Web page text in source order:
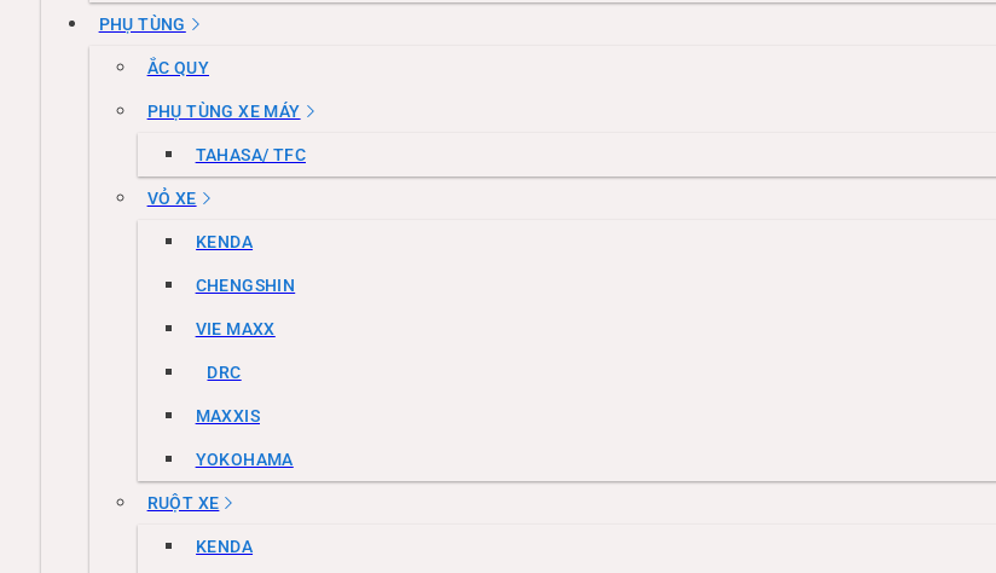
PHỤ TÙNG
ẮC QUY
PHỤ TÙNG XE MÁY
TAHASA/ TFC
VỎ XE
KENDA
CHENGSHIN
VIE MAXX
DRC
MAXXIS
YOKOHAMA
RUỘT XE
KENDA